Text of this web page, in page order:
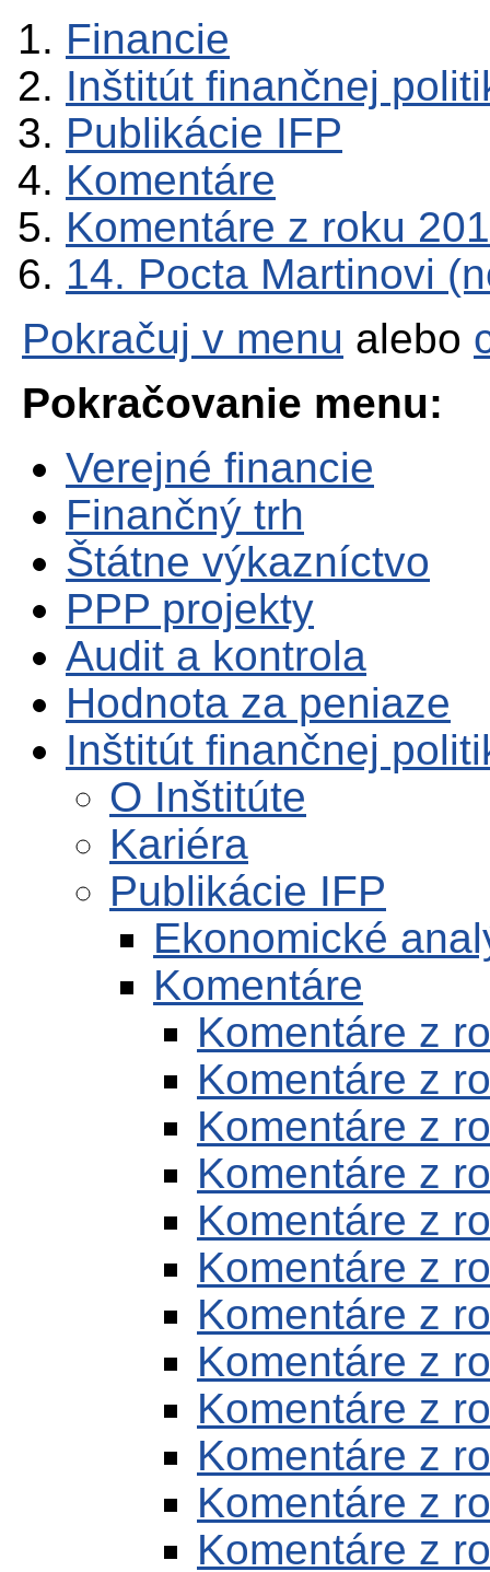
Financie
Inštitút finančnej
Publikácie IFP
Komentáre
Komentáre z roku
14. Pocta Martinovi
Pokračuj v menu alebo
Pokračovanie menu:
Verejné financie
Finančný trh
Štátne výkazníctvo
PPP projekty
Audit a kontrola
Hodnota za peniaze
Inštitút finančnej
O Inštitúte
Kariéra
Publikácie IFP
Ekonomické
Komentáre
Komentáre z
Komentáre z
Komentáre z
Komentáre z
Komentáre z
Komentáre z
Komentáre z
Komentáre z
Komentáre z
Komentáre z
Komentáre z
Komentáre z